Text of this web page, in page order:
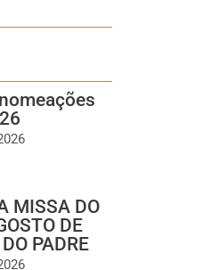
MISSA DO
DE
PADRE